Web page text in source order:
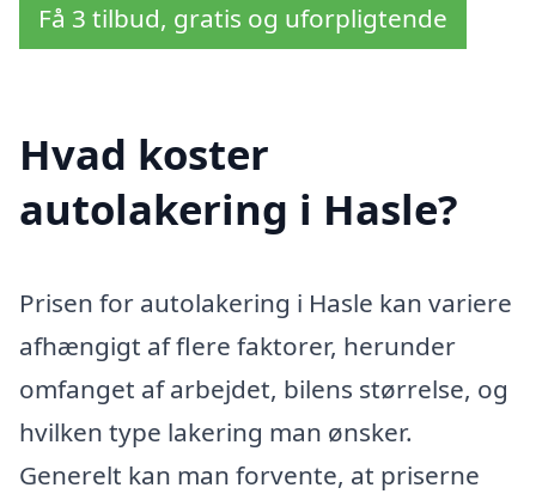
Få 3 tilbud, gratis og uforpligtende
Hvad koster
autolakering i Hasle?
Prisen for autolakering i Hasle kan variere
afhængigt af flere faktorer, herunder
omfanget af arbejdet, bilens størrelse, og
hvilken type lakering man ønsker.
Generelt kan man forvente, at priserne